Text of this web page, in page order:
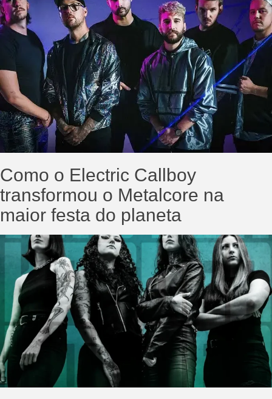
Como o Electric Callboy
transformou o Metalcore na
maior festa do planeta